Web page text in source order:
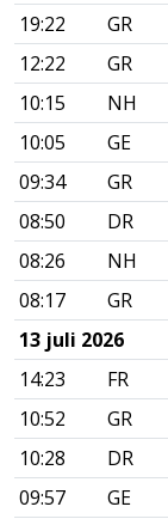
19:22
GR
12:22
GR
10:15
NH
10:05
GE
09:34
GR
08:50
DR
08:26
NH
08:17
GR
13 juli 2026
14:23
FR
10:52
GR
10:28
DR
09:57
GE